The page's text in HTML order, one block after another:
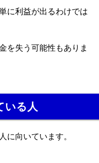
に利益が出るわけでは
を失う可能性もありま
いる人
に向いています。